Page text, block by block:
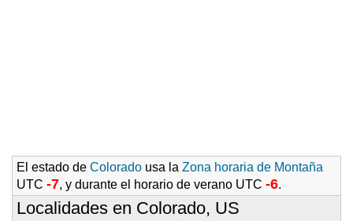
El estado de Colorado usa la Zona horaria de Montaña
UTC -7, y durante el horario de verano UTC -6.
Localidades en Colorado, US